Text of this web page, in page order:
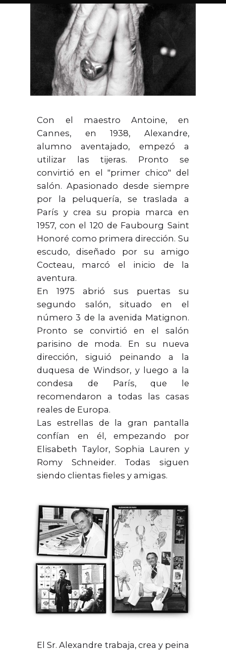
Con el maestro Antoine, en
Cannes, en 1938, Alexandre,
alumno aventajado, empezó a
utilizar las tijeras. Pronto se
convirtió en el "primer chico" del
salón. Apasionado desde siempre
por la peluquería, se traslada a
París y crea su propia marca en
1957, con el 120 de Faubourg Saint
Honoré como primera dirección. Su
escudo, diseñado por su amigo
Cocteau, marcó el inicio de la
aventura.
En 1975 abrió sus puertas su
segundo salón, situado en el
número 3 de la avenida Matignon.
Pronto se convirtió en el salón
parisino de moda. En su nueva
dirección, siguió peinando a la
duquesa de Windsor, y luego a la
condesa de París, que le
recomendaron a todas las casas
reales de Europa.
Las estrellas de la gran pantalla
confían en él, empezando por
Elisabeth Taylor, Sophia Lauren y
Romy Schneider. Todas siguen
siendo clientas fieles y amigas.
El Sr. Alexandre trabaja, crea y peina